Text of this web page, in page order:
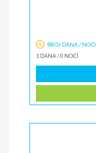
BROJ DANA / NOĆI
1 DANA/0 NOĆI